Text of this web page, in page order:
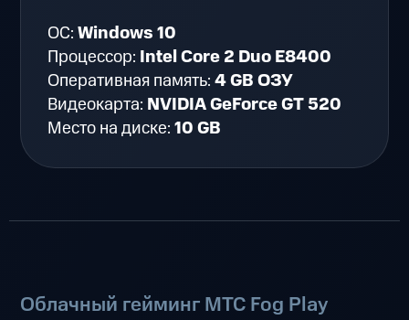
ОС:Windows 10
Процессор: Intel Core 2 Duo E8400
Оперативная память:4 GB ОЗУ
Видеокарта: NVIDIA GeForce GT 520
Место на диске:10 GB
Облачный гейминг МТС Fog Play